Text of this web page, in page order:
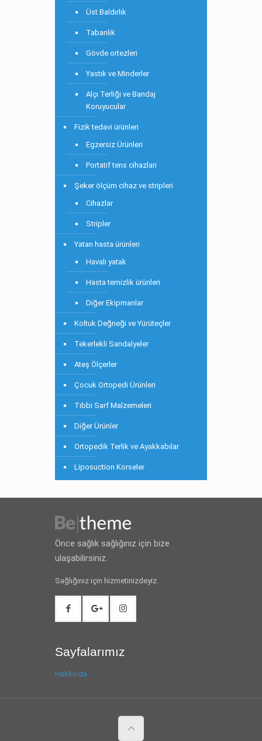
Üst Baldırlık
Tabanlık
Gövde ortezleri
Yastık ve Minderler
Alçı Terliği ve Bandaj
Koruyucular
Fizik tedavi ürünleri
Egzersiz Ürünleri
Portatif tens cihazları
Şeker ölçüm cihaz ve stripleri
Cihazlar
Stripler
Yatan hasta ürünleri
Havalı yatak
Hasta temizlik ürünleri
Diğer Ekipmanlar
Koltuk Değneği ve Yürüteçler
Tekerlekli Sandalyeler
Ateş Ölçerler
Çocuk Ortopedi Ürünleri
Tıbbi Sarf Malzemeleri
Diğer Ürünler
Ortopedik Terlik ve Ayakkabılar
Liposuction Korseler
Önce sağlık sağlığınız için bize
ulaşabilirsiniz.
Sağlığınız için hizmetinizdeyiz.
Sayfalarımız
Hakkında